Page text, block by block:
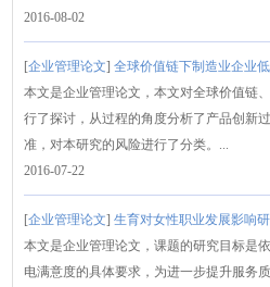
2016-08-02
[企业管理论文]全球价值链下制造业企业
本文是企业管理论文，本文对全球价值链
行了探讨，从过程的角度分析了产品创新
准，对本研究的风险进行了分类。...
2016-07-22
[企业管理论文]生育对女性职业发展影响
本文是企业管理论文，课题的研究目标是
电满意度的具体要求，为进一步提升服务